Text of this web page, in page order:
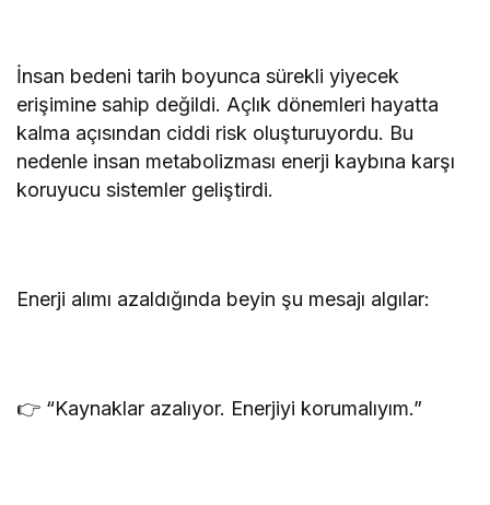
İnsan bedeni tarih boyunca sürekli yiyecek
erişimine sahip değildi. Açlık dönemleri hayatta
kalma açısından ciddi risk oluşturuyordu. Bu
nedenle insan metabolizması enerji kaybına karşı
koruyucu sistemler geliştirdi.
Enerji alımı azaldığında beyin şu mesajı algılar:
👉 “Kaynaklar azalıyor. Enerjiyi korumalıyım.”